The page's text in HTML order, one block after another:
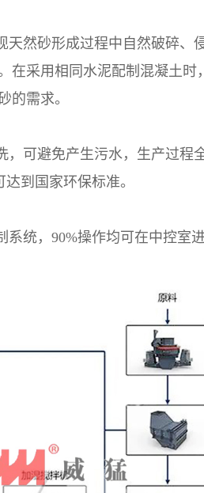
然砂形成过程中自然破碎、
在采用相同水泥配制混凝土时
的需求。
可避免产生污水，生产过程
到国家环保标准。
统，90%操作均可在中控室